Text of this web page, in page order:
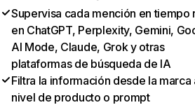
Supervisa cada mención en tiempo
en ChatGPT, Perplexity, Gemini,
AI Mode, Claude, Grok y otras
plataformas de búsqueda de IA
Filtra la información desde la marca
nivel de producto o prompt